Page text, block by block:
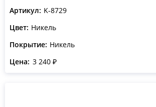
Артикул: K-8729
Цвет: Никель
Покрытие: Никель
Цена: 3 240 ₽